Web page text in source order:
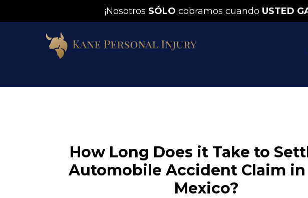
¡Nosotros SÓLO cobramos cuando USTED
How Long Does it Take to
Automobile Accident Claim in
Mexico?